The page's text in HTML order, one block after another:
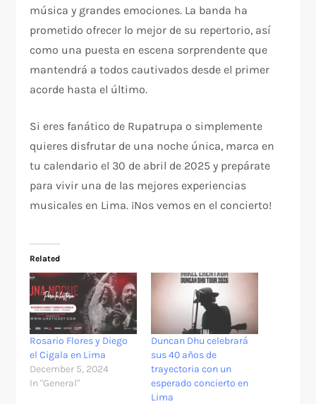
música y grandes emociones. La banda ha
prometido ofrecer lo mejor de su repertorio, así
como una puesta en escena sorprendente que
mantendrá a todos cautivados desde el primer
acorde hasta el último.
Si eres fanático de Rupatrupa o simplemente
quieres disfrutar de una noche única, marca en
tu calendario el 30 de abril de 2025 y prepárate
para vivir una de las mejores experiencias
musicales en Lima. ¡Nos vemos en el concierto!
Related
Rosario Flores y Diego
el Cigala en Lima
December 5, 2024
In "General"
Duncan Dhu celebrará
sus 40 años de
trayectoria con un
esperado concierto en
Lima